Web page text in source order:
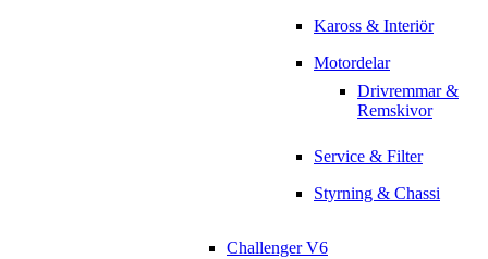
Kaross & Interiör
Motordelar
Drivremmar &
Remskivor
Service & Filter
Styrning & Chassi
Challenger V6